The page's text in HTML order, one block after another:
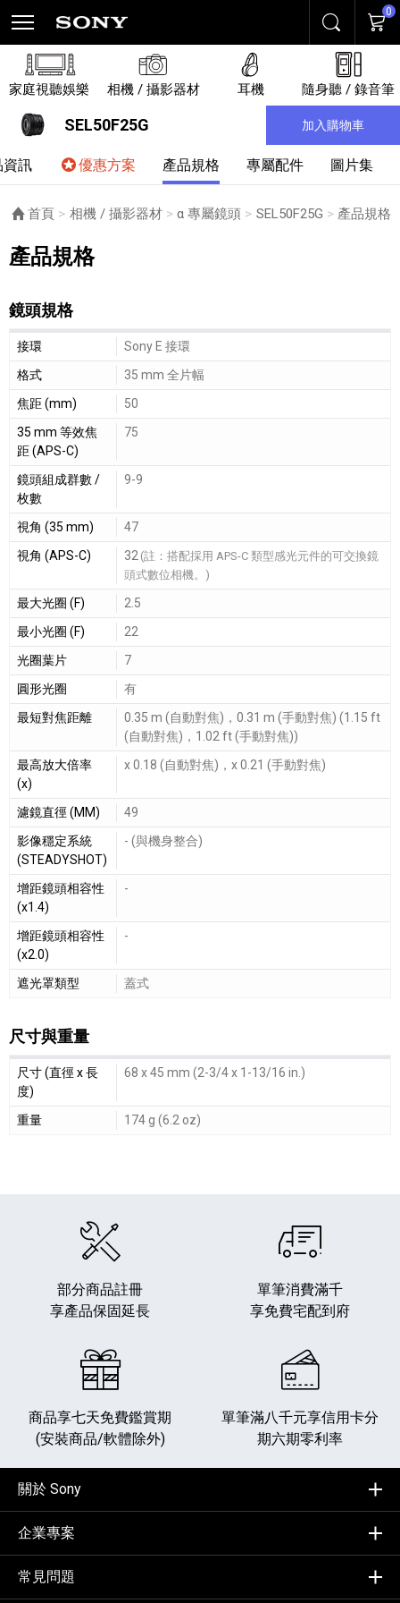
搜尋 購物
0
家庭視聽娛樂 相機 / 攝影器材 耳機 隨身聽 / 錄音筆
SEL50F25G 加入購物車
資訊 優惠方案 產品規格 專屬配件 圖片集
首頁 相機 / 攝影器材 α 專屬鏡頭 SEL50F25G 目前頁面
產品規格
產品規格
鏡頭規格
鏡頭規格細節敘述
接環
Sony E 接環
格式
35 mm 全片幅
焦距 (mm)
50
35 mm 等效焦
距 (APS-C)
75
鏡頭組成群數 /
枚數
9-9
視角 (35 mm)
47
視角 (APS-C)
32 (註：搭配採用 APS-C 類型感光元件的可交換鏡
頭式數位相機。)
最大光圈 (F)
2.5
最小光圈 (F)
22
光圈葉片
7
圓形光圈
有
最短對焦距離
0.35 m (自動對焦)，0.31 m (手動對焦) (1.15 ft
(自動對焦)，1.02 ft (手動對焦))
最高放大倍率
(x)
x 0.18 (自動對焦)，x 0.21 (手動對焦)
濾鏡直徑 (MM)
49
影像穩定系統
(STEADYSHOT)
- (與機身整合)
增距鏡頭相容性
(x1.4)
-
增距鏡頭相容性
(x2.0)
-
遮光罩類型 蓋式
尺寸與重量
尺寸與重量細節敘述
尺寸 (直徑 x 長
度)
68 x 45 mm (2-3/4 x 1-13/16 in.)
重量 174 g (6.2 oz)
部分商品註冊
享產品保固延長
單筆消費滿千
享免費宅配到府
商品享七天免費鑑賞期
(安裝商品/軟體除外)
單筆滿八千元享信用卡分
期六期零利率
關於 Sony
企業專案
常見問題